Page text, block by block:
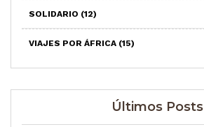
SOLIDARIO (12)
VIAJES POR ÁFRICA (15)
Últimos Posts